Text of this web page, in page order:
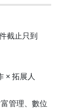
截止只到
× 拓展人
管理、數位